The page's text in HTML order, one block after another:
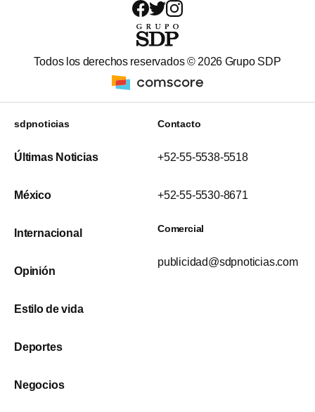
Todos los derechos reservados © 2026 Grupo SDP
sdpnoticias
Últimas Noticias
México
Internacional
Opinión
Estilo de vida
Deportes
Negocios
Contacto
+52-55-5538-5518
+52-55-5530-8671
Comercial
publicidad@sdpnoticias.com